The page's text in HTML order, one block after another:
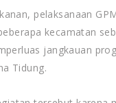
pelaksanaan
kecamatan
jangkauan
Tidung.